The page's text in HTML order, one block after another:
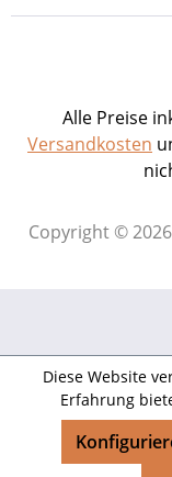
Alle Preise
Versandkosten
Copyright ©
Diese Website
Erfahrung